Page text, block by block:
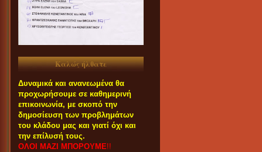
Καλώς ήλθατε
Δυναμικά και ανανεωμένα θα
προχωρήσουμε σε καθημερινή
επικοινωνία, με σκοπό την
δημοσίευση των προβλημάτων
του κλάδου μας και γιατί όχι και
την επίλυσή τους.
ΟΛΟΙ ΜΑΖΙ ΜΠΟΡΟΥΜΕ!!